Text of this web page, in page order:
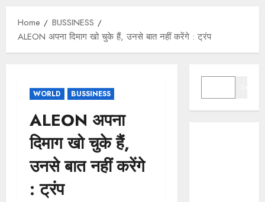
Home
BUSSINESS
ALEON अपना दिमाग खो चुके हैं, उनसे बात नहीं करेंगे : ट्रंप
WORLD BUSSINESS
ALEON अपना
दिमाग खो चुके हैं,
उनसे बात नहीं करेंगे
: ट्रंप